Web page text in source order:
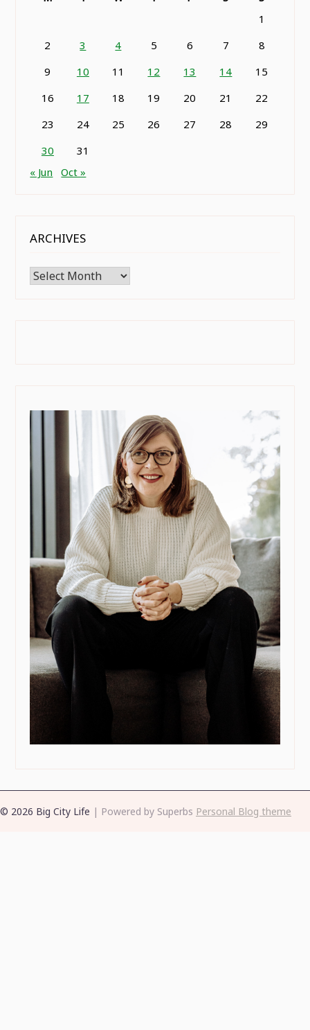
1
2
3 4 5 6 7
8
9
10 11 12 13 14
15
16
17 18 19 20 21
22
23
24 25 26 27 28
29
30
31
« Jun
Oct »
ARCHIVES
Archives
© 2026 Big City Life | Powered by Superbs Personal Blog theme